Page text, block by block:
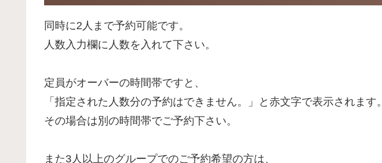
同時に2人まで予約可能です。
人数入力欄に人数を入れて下さい。
定員がオーバーの時間帯ですと、
「指定された人数分の予約はできません。」と赤文字で表示されます。
その場合は別の時間帯でご予約下さい。
また3人以上のグループでのご予約希望の方は、